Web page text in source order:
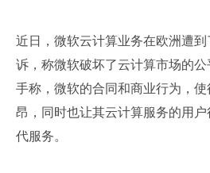
近日，微软云计算业务在欧洲遭
诉，称微软破坏了云计算市场的
手称，微软的合同和商业行为，
昂，同时也让其云计算服务的用
代服务。